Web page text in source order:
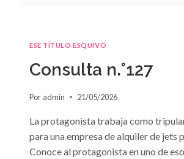
JANET
DAILEY
ESE TÍTULO ESQUIVO
Consulta n.°127
Por admin 21/05/2026
La protagonista trabaja como
para una empresa de alquiler de jets
Conoce al protagonista en uno de